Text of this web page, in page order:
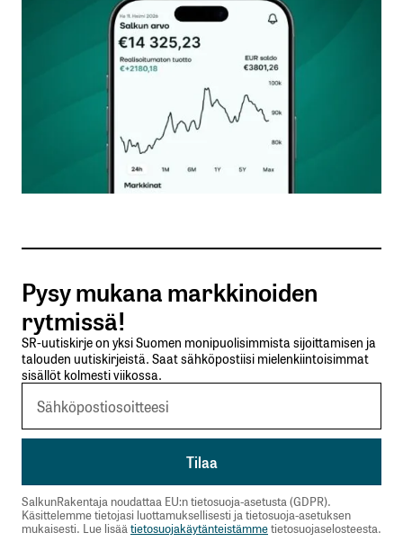
Kommentti*
Nimesi tai nimimerkkisi
Sähköpostiosoitteesi
Tilaa SalkunRakentajan uutiskirje
Lähetä kommentti
Pysy mukana markkinoiden
rytmissä!
SR-uutiskirje on yksi Suomen monipuolisimmista sijoittamisen ja
talouden uutiskirjeistä. Saat sähköpostiisi mielenkiintoisimmat
sisällöt kolmesti viikossa.
SalkunRakentaja noudattaa EU:n tietosuoja-asetusta (GDPR).
Käsittelemme tietojasi luottamuksellisesti ja tietosuoja-asetuksen
mukaisesti. Lue lisäätietosuojakäytänteistämmetietosuojaselosteesta.